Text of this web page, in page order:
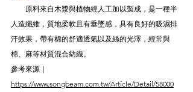
原料來自木漿與植物經人工加以製成，是一種半
人造纖維，質地柔軟且有垂墜感，具有良好的吸濕排
汗效果，帶有棉的舒適透氣以及絲的光澤，經常與
棉、麻等材質混合紡織。
參考來源｜
https://www.songbeam.com.tw/Article/Detail/58000